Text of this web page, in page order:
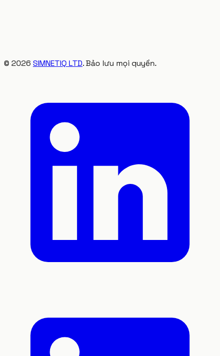
© 2026 SIMNETIQ LTD. Bảo lưu mọi quyền.